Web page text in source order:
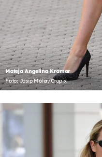
Mateja Angelina Kramar
Foto: Josip Moler/Cropix